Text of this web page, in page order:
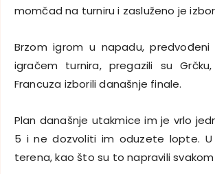
momčad na turniru i zasluženo je
Brzom igrom u napadu, predvođeni
igračem turnira, pregazili su
Francuza izborili današnje finale.
Plan današnje utakmice im je vrlo
5 i ne dozvoliti im oduzete lopte.
terena, kao što su to napravili